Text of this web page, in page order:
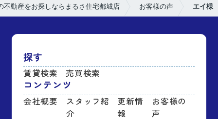
不動産をお探しならまるさ住宅都城店 お客様の声 エイ様
探す
賃貸検索 売買検索
コンテンツ
会社概要
スタッフ紹
介
更新情
報
お客様の
声